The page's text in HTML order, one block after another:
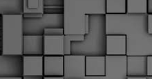
MAR
Ξεκίνησαν εδώ και
νεοπροσληφθέντων
δήμους και οι